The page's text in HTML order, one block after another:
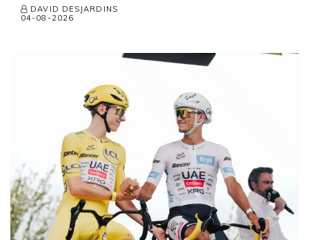
DAVID DESJARDINS
04-08-2026